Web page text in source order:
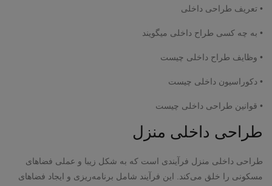
• تعریف طراحی داخلی
• به چه کسی طراح داخلی میگویند
• وظایف طراح داخلی چیست
• دکوراسیون داخلی چیست
• قوانین طراحی داخلی چیست
طراحی داخلی منزل
طراحی داخلی منزل فرآیندی است که به شکل زیبا و عملی فضاهای
مسکونی را خلق می‌کند. این فرآیند شامل برنامه‌ریزی و ایجاد فضاهای